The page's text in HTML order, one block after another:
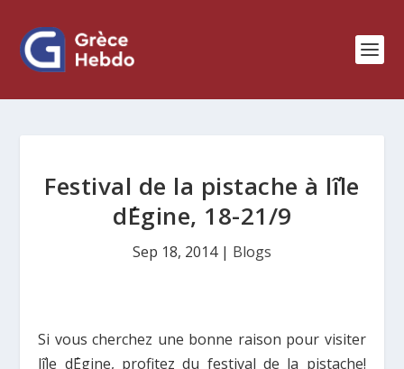
Festival de la pistache à l΄île
d΄Egine, 18-21/9
Sep 18, 2014| Blogs
Si vous cherchez une bonne raison pour visiter
l΄île d΄Egine, profitez du festival de la pistache!